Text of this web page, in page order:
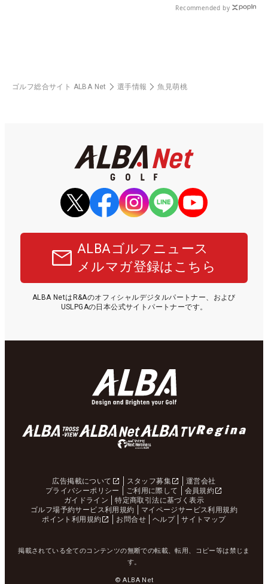
Recommended by
ゴルフ総合サイト ALBA Net 選手情報 魚見萌桃
ALBAゴルフニュース
メルマガ登録はこちら
ALBA NetはR&Aのオフィシャルデジタルパートナー、および
USLPGAの日本公式サイトパートナーです。
広告掲載について スタッフ募集
運営会社
プライバシーポリシー
ご利用に際して
会員規約
ガイドライン
特定商取引法に基づく表示
ゴルフ場予約サービス利用規約
マイページサービス利用規約
ポイント利用規約
お問合せ ヘルプ サイトマップ
掲載されている全てのコンテンツの無断での転載、転用、コピー等は禁じま
す。
© ALBA Net